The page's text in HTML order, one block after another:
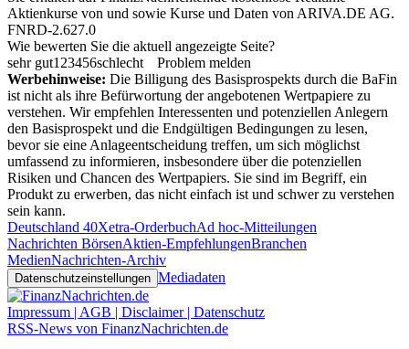
Aktienkurse von und sowie Kurse und Daten von ARIVA.DE AG.
FNRD-2.627.0
Wie bewerten Sie die aktuell angezeigte Seite?
sehr gut1 23456schlecht
Problem melden
Werbehinweise: Die Billigung des Basisprospekts durch die BaFin
ist nicht als ihre Befürwortung der angebotenen Wertpapiere zu
verstehen. Wir empfehlen Interessenten und potenziellen Anlegern
den Basisprospekt und die Endgültigen Bedingungen zu lesen,
bevor sie eine Anlageentscheidung treffen, um sich möglichst
umfassend zu informieren, insbesondere über die potenziellen
Risiken und Chancen des Wertpapiers. Sie sind im Begriff, ein
Produkt zu erwerben, das nicht einfach ist und schwer zu verstehen
sein kann.
Deutschland 40Xetra-OrderbuchAd hoc-Mitteilungen
Nachrichten BörsenAktien-EmpfehlungenBranchen
MedienNachrichten-Archiv
Datenschutzeinstellungen Mediadaten
Impressum | AGB | Disclaimer | Datenschutz
RSS-News von FinanzNachrichten.de